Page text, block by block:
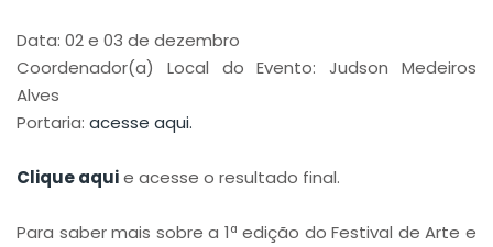
Data: 02 e 03 de dezembro
Coordenador(a) Local do Evento: Judson Medeiros
Alves
Portaria: acesse aqui.
Clique aquie acesse o resultado final.
Para saber mais sobre a 1ª edição do Festival de Arte e